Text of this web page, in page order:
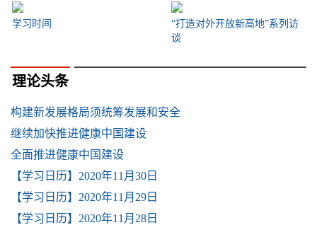
学习时间
“打造对外开放新高地”系列访
谈
理论头条
构建新发展格局须统筹发展和安全
继续加快推进健康中国建设
全面推进健康中国建设
【学习日历】2020年11月30日
【学习日历】2020年11月29日
【学习日历】2020年11月28日